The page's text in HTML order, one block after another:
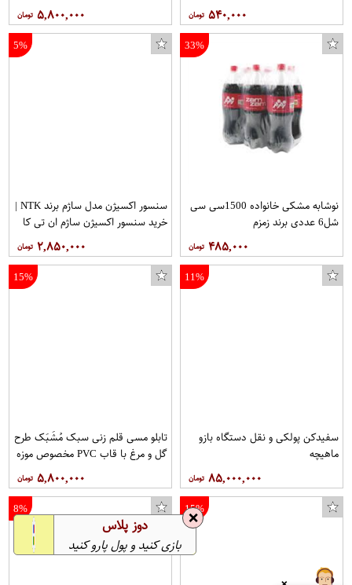
۵۴۰,۰۰۰
برند قلمستان فروشگاه قلمستان
۵,۸۰۰,۰۰۰
33%
نوشابه مشکی خانواده 1500سی سی
شل6 عددی برند زمزم
۴۸۵,۰۰۰
5%
سنسور اکسیژن مدل ساژم برند NTK |
خرید سنسور اکسیژن ساژم ان تی کا
۲,۸۵۰,۰۰۰
11%
سفیدکن پولکی و نقل دستگاه بازو
ماهیچه
۸۵,۰۰۰,۰۰۰
15%
تابلو مسی قلم زنی سبک مُشَبَک طرح
گل و مرغ با قاب PVC مخصوص موزه
برند قلمستان فروشگاه قلمستان
۵,۸۰۰,۰۰۰
15%
8% ❌ دوز پلاس
بازی کنید و پول پارو کنید